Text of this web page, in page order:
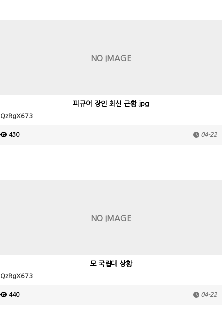
NO IMAGE
피규어 장인 최신 근황.jpg
QzRgX673
430 04-22
NO IMAGE
모 국립대 상황
QzRgX673
440 04-22